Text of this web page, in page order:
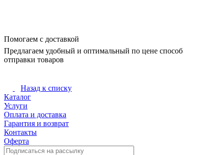
Помогаем с доставкой
Предлагаем удобный и оптимальный по цене способ
отправки товаров
Назад к списку
Каталог
Услуги
Оплата и доставка
Гарантия и возврат
Контакты
Оферта